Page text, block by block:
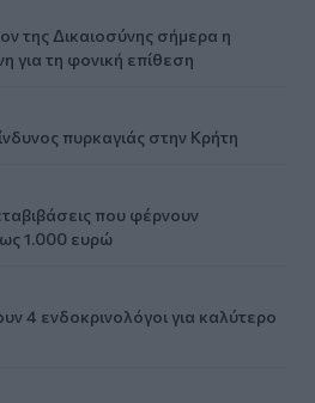
της Δικαιοσύνης σήμερα η
για τη φονική επίθεση
πυρκαγιάς στην Κρήτη
που φέρνουν
1.000 ευρώ
4 ενδοκρινολόγοι για καλύτερο